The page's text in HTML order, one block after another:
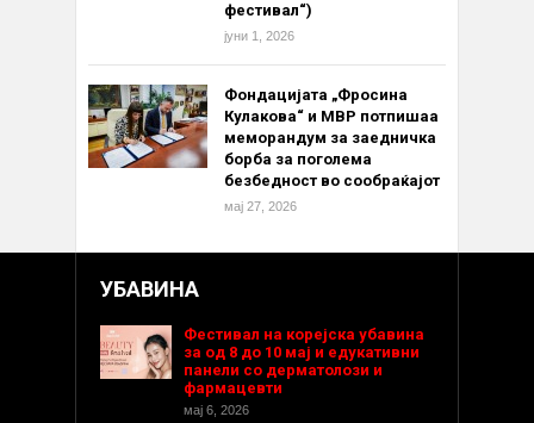
фестивал“)
јуни 1, 2026
Фондацијата „Фросина
Кулакова“ и МВР потпишаа
меморандум за заедничка
борба за поголема
безбедност во сообраќајот
мај 27, 2026
УБАВИНА
Фестивал на корејска убавина
за од 8 до 10 мај и едукативни
панели со дерматолози и
фармацевти
мај 6, 2026